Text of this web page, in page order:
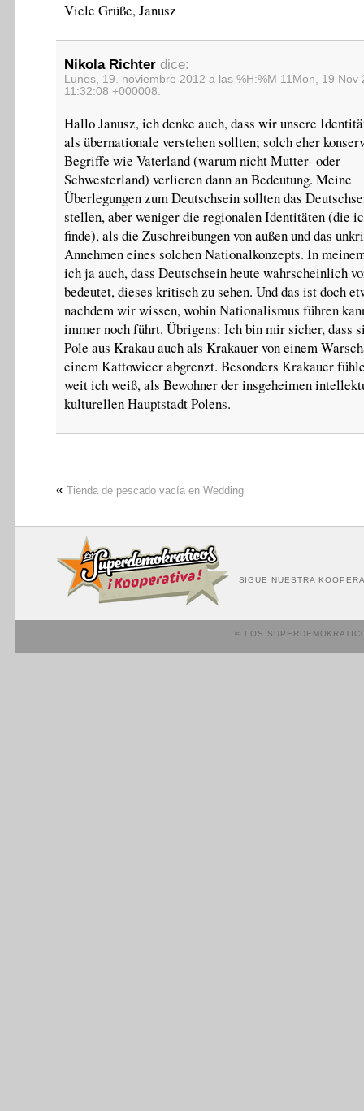
Viele Grüße, Janusz
Nikola Richter dice:
Lunes, 19. noviembre 2012 a las %H:%M 11Mon, 19 Nov
11:32:08 +000008.
Hallo Janusz, ich denke auch, dass wir unsere
als übernationale verstehen sollten; solch eher
Begriffe wie Vaterland (warum nicht Mutter- oder
Schwesterland) verlieren dann an Bedeutung. Meine
Überlegungen zum Deutschsein sollten das
stellen, aber weniger die regionalen Identitäten (die
finde), als die Zuschreibungen von außen und das
Annehmen eines solchen Nationalkonzepts. In
ich ja auch, dass Deutschsein heute wahrscheinlich
bedeutet, dieses kritisch zu sehen. Und das ist doch
nachdem wir wissen, wohin Nationalismus führen
immer noch führt. Übrigens: Ich bin mir sicher, dass
Pole aus Krakau auch als Krakauer von einem
einem Kattowicer abgrenzt. Besonders Krakauer
weit ich weiß, als Bewohner der insgeheimen
kulturellen Hauptstadt Polens.
« Tienda de pescado vacía en Wedding
SIGUE NUESTRA
© LOS